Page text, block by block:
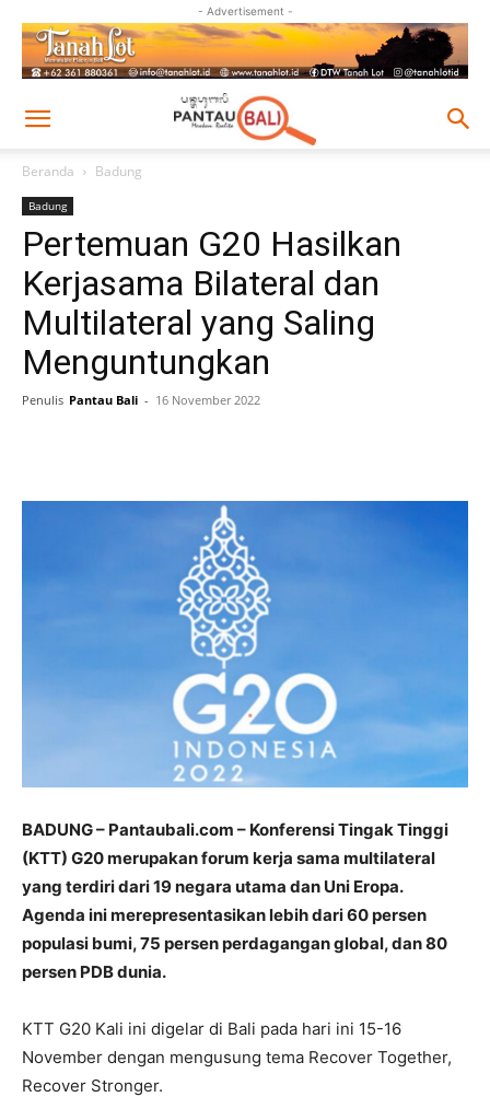
- Advertisement -
Beranda Badung
Badung
Pertemuan G20 Hasilkan
Kerjasama Bilateral dan
Multilateral yang Saling
Menguntungkan
Penulis Pantau Bali - 16 November 2022
BADUNG – Pantaubali.com – Konferensi Tingak Tinggi
(KTT) G20 merupakan forum kerja sama multilateral
yang terdiri dari 19 negara utama dan Uni Eropa.
Agenda ini merepresentasikan lebih dari 60 persen
populasi bumi, 75 persen perdagangan global, dan 80
persen PDB dunia.
KTT G20 Kali ini digelar di Bali pada hari ini 15-16
November dengan mengusung tema Recover Together,
Recover Stronger.